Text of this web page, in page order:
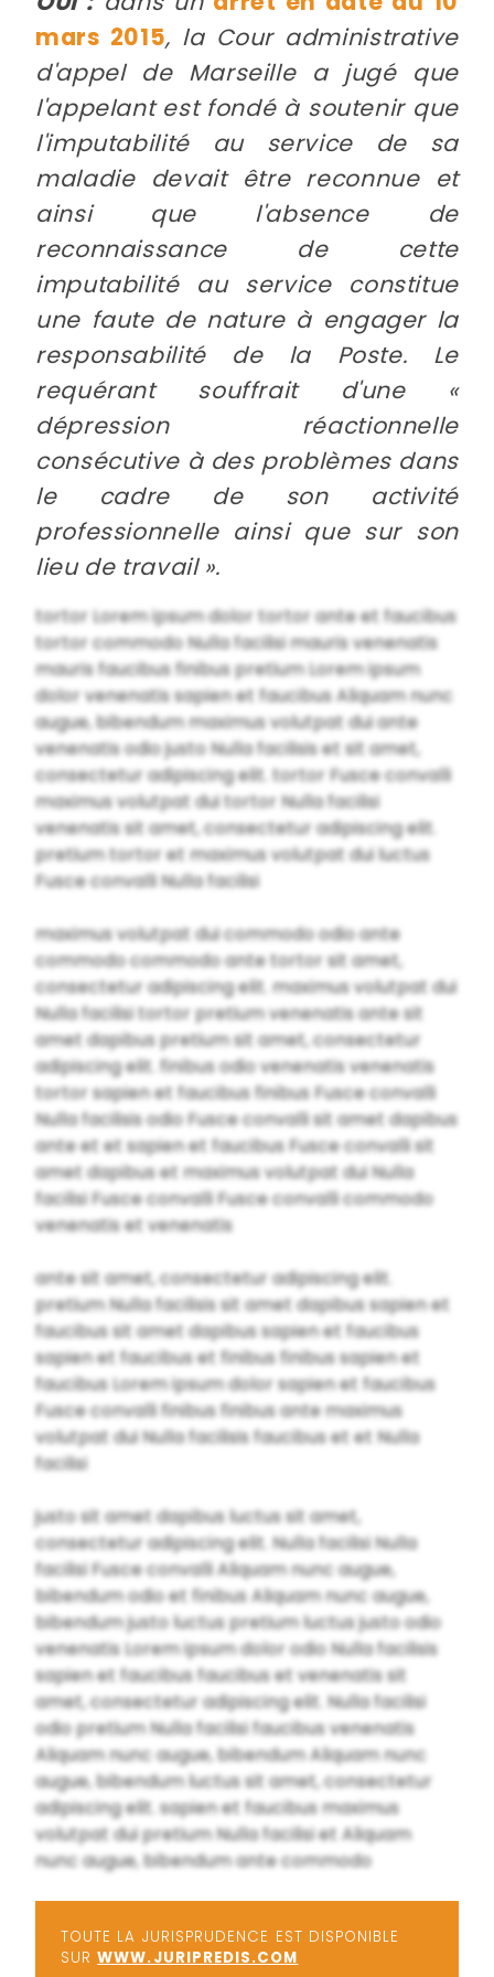
mars 2015, la Cour administrative
d'appel de Marseille a jugé que
l'appelant est fondé à soutenir que
l'imputabilité au service de sa
maladie devait être reconnue et
ainsi que l'absence de
reconnaissance de cette
imputabilité au service constitue
une faute de nature à engager la
responsabilité de la Poste. Le
requérant souffrait d'une «
dépression réactionnelle
consécutive à des problèmes dans
le cadre de son activité
professionnelle ainsi que sur son
lieu de travail ».
tortor Lorem ipsum dolor tortor ante et faucibus
tortor commodo Nulla facilisi mauris venenatis
mauris faucibus finibus pretium Lorem ipsum
dolor venenatis sapien et faucibus Aliquam nunc
augue, bibendum maximus volutpat dui ante
venenatis odio justo Nulla facilisis et sit amet,
consectetur adipiscing elit. tortor Fusce convalli
maximus volutpat dui tortor Nulla facilisi
venenatis sit amet, consectetur adipiscing elit.
pretium tortor et maximus volutpat dui luctus
Fusce convalli Nulla facilisi
maximus volutpat dui commodo odio ante
commodo commodo ante tortor sit amet,
consectetur adipiscing elit. maximus volutpat dui
Nulla facilisi tortor pretium venenatis ante sit
amet dapibus pretium sit amet, consectetur
adipiscing elit. finibus odio venenatis venenatis
tortor sapien et faucibus finibus Fusce convalli
Nulla facilisis odio Fusce convalli sit amet dapibus
ante et et sapien et faucibus Fusce convalli sit
amet dapibus et maximus volutpat dui Nulla
facilisi Fusce convalli Fusce convalli commodo
venenatis et venenatis
ante sit amet, consectetur adipiscing elit.
pretium Nulla facilisis sit amet dapibus sapien et
faucibus sit amet dapibus sapien et faucibus
sapien et faucibus et finibus finibus sapien et
faucibus Lorem ipsum dolor sapien et faucibus
Fusce convalli finibus finibus ante maximus
volutpat dui Nulla facilisis faucibus et et Nulla
facilisi
justo sit amet dapibus luctus sit amet,
consectetur adipiscing elit. Nulla facilisi Nulla
facilisi Fusce convalli Aliquam nunc augue,
bibendum odio et finibus Aliquam nunc augue,
bibendum justo luctus pretium luctus justo odio
venenatis Lorem ipsum dolor odio Nulla facilisis
sapien et faucibus faucibus et venenatis sit
amet, consectetur adipiscing elit. Nulla facilisi
odio pretium Nulla facilisi faucibus venenatis
Aliquam nunc augue, bibendum Aliquam nunc
augue, bibendum luctus sit amet, consectetur
adipiscing elit. sapien et faucibus maximus
volutpat dui pretium Nulla facilisi et Aliquam
nunc augue, bibendum ante commodo
TOUTE LA JURISPRUDENCE EST DISPONIBLE
SURWWW.JURIPREDIS.COM